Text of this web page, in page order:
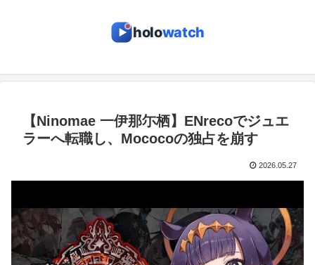
holowatch
【Ninomae 一伊那尓栖】ENrecoでジュエ
ラーへ転職し、Mococoの独占を崩す
2026.05.27